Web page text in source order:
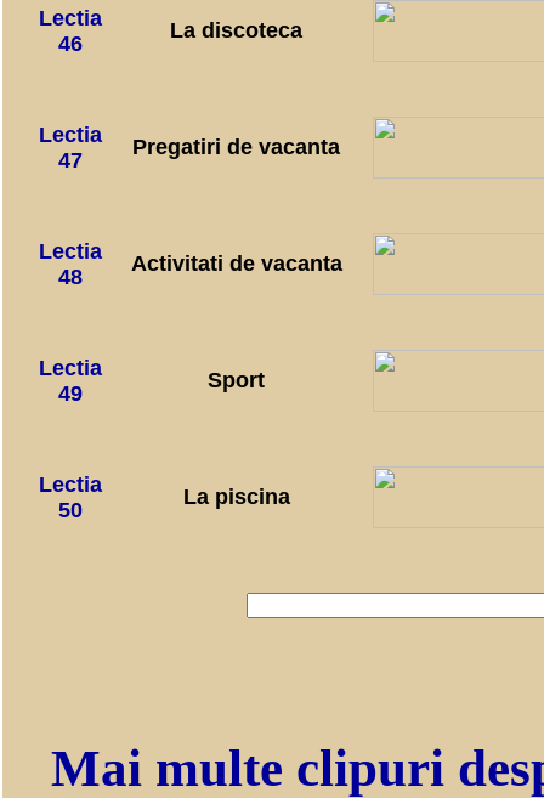
Lectia
46
La discoteca
Lectia
47
Pregatiri de vacanta
Lectia
48
Activitati de vacanta
Lectia
49
Sport
Lectia
50
La piscina
Mai multe clipuri